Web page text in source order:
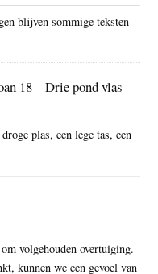
blijven sommige teksten
18 – Drie pond vlas
plas, een lege tas, een
volgehouden overtuiging.
kunnen we een gevoel van